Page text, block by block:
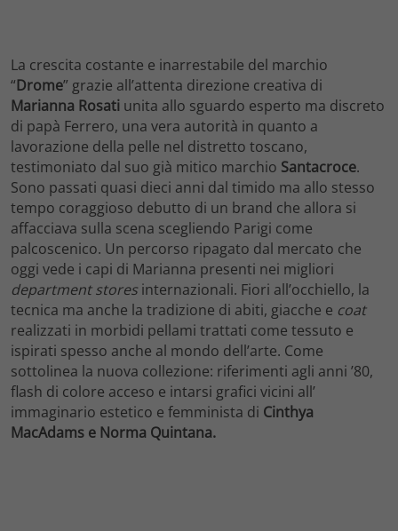
La crescita costante e inarrestabile del marchio
“Drome” grazie all’attenta direzione creativa di
Marianna Rosati unita allo sguardo esperto ma discreto
di papà Ferrero, una vera autorità in quanto a
lavorazione della pelle nel distretto toscano,
testimoniato dal suo già mitico marchio Santacroce.
Sono passati quasi dieci anni dal timido ma allo stesso
tempo coraggioso debutto di un brand che allora si
affacciava sulla scena scegliendo Parigi come
palcoscenico. Un percorso ripagato dal mercato che
oggi vede i capi di Marianna presenti nei migliori
department stores internazionali. Fiori all’occhiello, la
tecnica ma anche la tradizione di abiti, giacche e coat
realizzati in morbidi pellami trattati come tessuto e
ispirati spesso anche al mondo dell’arte. Come
sottolinea la nuova collezione: riferimenti agli anni ’80,
flash di colore acceso e intarsi grafici vicini all’
immaginario estetico e femminista di Cinthya
MacAdams e Norma Quintana.